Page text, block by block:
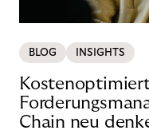
BLOG INSIGHTS
Chain neu